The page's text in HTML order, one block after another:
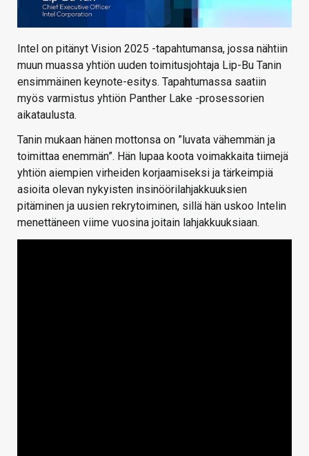
Intel on pitänyt Vision 2025 -tapahtumansa, jossa nähtiin
muun muassa yhtiön uuden toimitusjohtaja Lip-Bu Tanin
ensimmäinen keynote-esitys. Tapahtumassa saatiin
myös varmistus yhtiön Panther Lake -prosessorien
aikataulusta.
Tanin mukaan hänen mottonsa on ”luvata vähemmän ja
toimittaa enemmän”. Hän lupaa koota voimakkaita tiimejä
yhtiön aiempien virheiden korjaamiseksi ja tärkeimpiä
asioita olevan nykyisten insinöörilahjakkuuksien
pitäminen ja uusien rekrytoiminen, sillä hän uskoo Intelin
menettäneen viime vuosina joitain lahjakkuuksiaan.